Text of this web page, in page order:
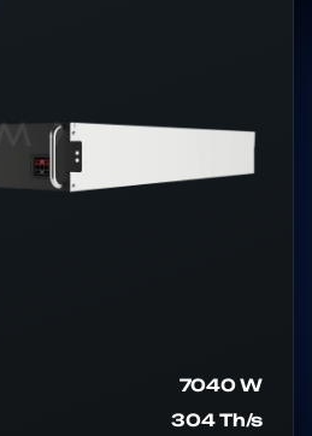
7040 W
304 Th/s